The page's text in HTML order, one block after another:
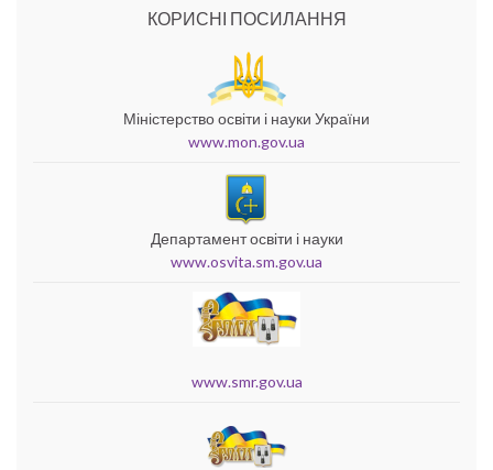
КОРИСНІ ПОСИЛАННЯ
Міністерство освіти і науки України
www.mon.gov.ua
Департамент освіти і науки
www.osvita.sm.gov.ua
www.smr.gov.ua